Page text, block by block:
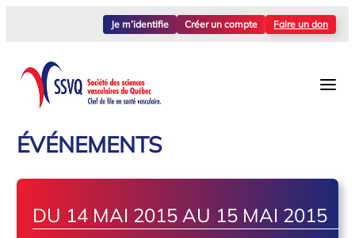
Je m’identifie Créer un compte Faire un don
ÉVÉNEMENTS
DU 14 MAI 2015 AU 15 MAI 2015